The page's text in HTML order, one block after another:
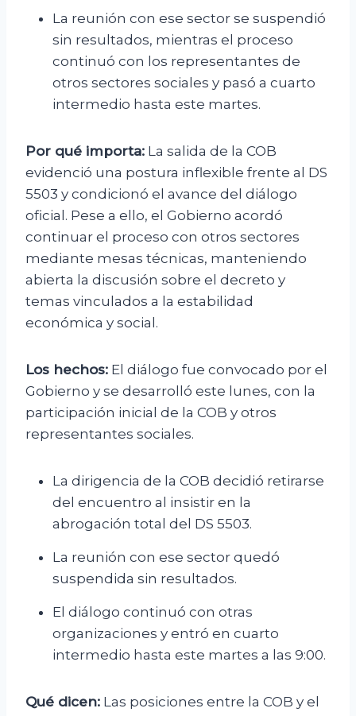
La reunión con ese sector se suspendió
sin resultados, mientras el proceso
continuó con los representantes de
otros sectores sociales y pasó a cuarto
intermedio hasta este martes.
Por qué importa: La salida de la COB
evidenció una postura inflexible frente al DS
5503 y condicionó el avance del diálogo
oficial. Pese a ello, el Gobierno acordó
continuar el proceso con otros sectores
mediante mesas técnicas, manteniendo
abierta la discusión sobre el decreto y
temas vinculados a la estabilidad
económica y social.
Los hechos: El diálogo fue convocado por el
Gobierno y se desarrolló este lunes, con la
participación inicial de la COB y otros
representantes sociales.
La dirigencia de la COB decidió retirarse
del encuentro al insistir en la
abrogación total del DS 5503.
La reunión con ese sector quedó
suspendida sin resultados.
El diálogo continuó con otras
organizaciones y entró en cuarto
intermedio hasta este martes a las 9:00.
Qué dicen: Las posiciones entre la COB y el